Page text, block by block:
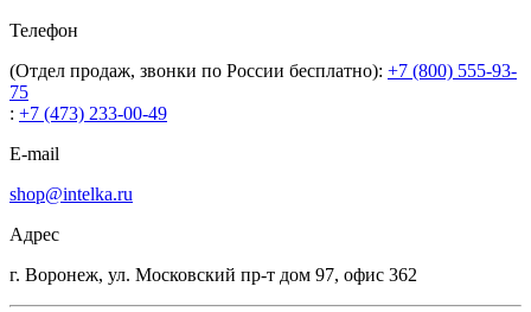
Телефон
(Отдел продаж, звонки по России бесплатно): +7 (800) 555-93-
75
: +7 (473) 233-00-49
E-mail
shop@intelka.ru
Адрес
г. Воронеж, ул. Московский пр-т дом 97, офис 362